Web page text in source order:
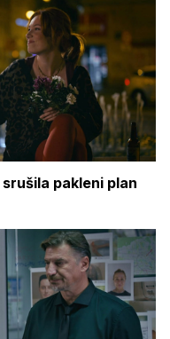
pakleni plan